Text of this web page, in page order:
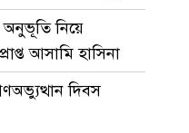
নিয়ে
আসামি হাসিনা
দিবস